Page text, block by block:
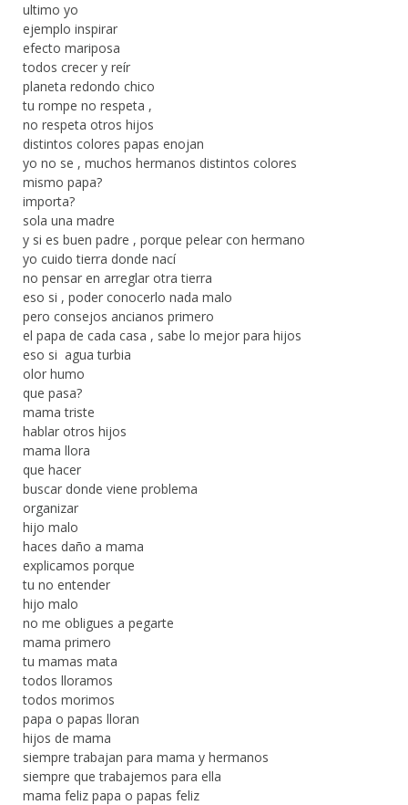
ultimo yo
ejemplo inspirar
efecto mariposa
todos crecer y reír
planeta redondo chico
tu rompe no respeta ,
no respeta otros hijos
distintos colores papas enojan
yo no se , muchos hermanos distintos colores
mismo papa?
importa?
sola una madre
y si es buen padre , porque pelear con hermano
yo cuido tierra donde nací
no pensar en arreglar otra tierra
eso si , poder conocerlo nada malo
pero consejos ancianos primero
el papa de cada casa , sabe lo mejor para hijos
eso si agua turbia
olor humo
que pasa?
mama triste
hablar otros hijos
mama llora
que hacer
buscar donde viene problema
organizar
hijo malo
haces daño a mama
explicamos porque
tu no entender
hijo malo
no me obligues a pegarte
mama primero
tu mamas mata
todos lloramos
todos morimos
papa o papas lloran
hijos de mama
siempre trabajan para mama y hermanos
siempre que trabajemos para ella
mama feliz papa o papas feliz